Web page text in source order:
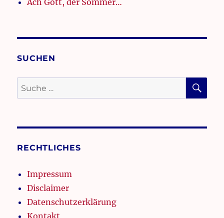
Ach Gott, der Sommer…
SUCHEN
Suche
nach:
RECHTLICHES
Impressum
Disclaimer
Datenschutzerklärung